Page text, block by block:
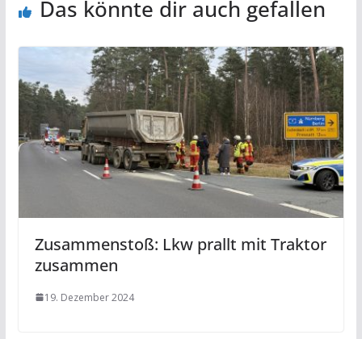
Das könnte dir auch gefallen
Zusammenstoß: Lkw prallt mit Traktor
zusammen
19. Dezember 2024